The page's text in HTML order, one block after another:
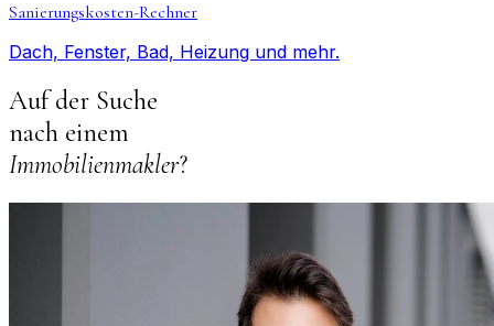
Sanierungskosten-Rechner
Dach, Fenster, Bad, Heizung und mehr.
Auf der Suche
nach einem
Immobilienmakler?